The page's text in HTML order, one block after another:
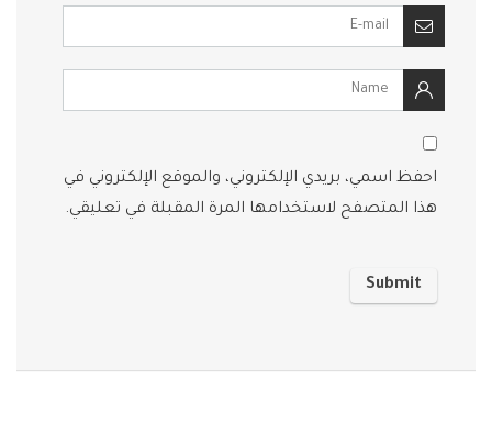
احفظ اسمي، بريدي الإلكتروني، والموقع الإلكتروني في
هذا المتصفح لاستخدامها المرة المقبلة في تعليقي.